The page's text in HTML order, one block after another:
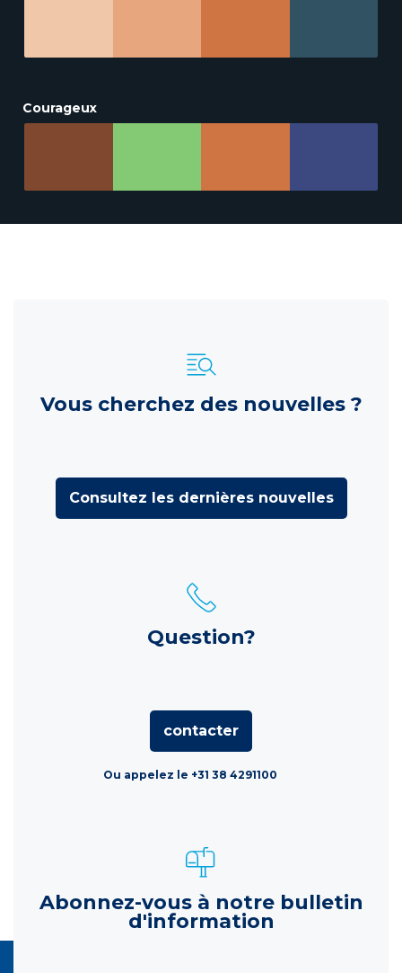
Courageux
Vous cherchez des nouvelles ?
Consultez les dernières nouvelles
Question?
contacter
Ou appelez le +31 38 4291100
Abonnez-vous à notre bulletin
d'information